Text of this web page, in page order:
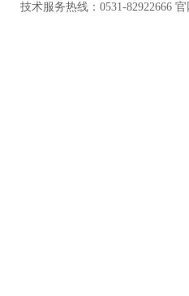
技术服务热线：0531-82922666